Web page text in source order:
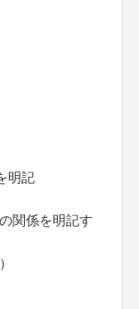
明記
関係を明記す